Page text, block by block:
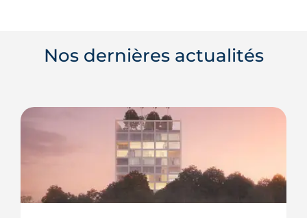
Nos dernières actualités